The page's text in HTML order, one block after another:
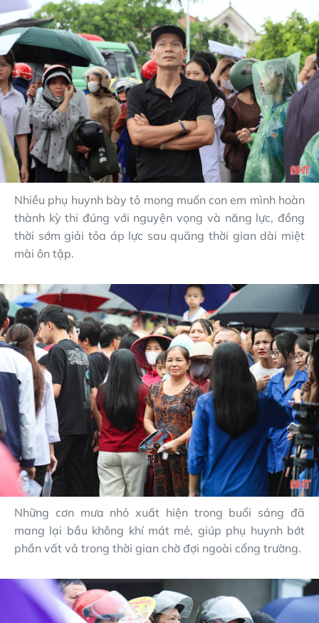
Nhiều phụ huynh bày tỏ mong muốn con em mình hoàn
thành kỳ thi đúng với nguyện vọng và năng lực, đồng
thời sớm giải tỏa áp lực sau quãng thời gian dài miệt
mài ôn tập.
Những cơn mưa nhỏ xuất hiện trong buổi sáng đã
mang lại bầu không khí mát mẻ, giúp phụ huynh bớt
phần vất vả trong thời gian chờ đợi ngoài cổng trường.